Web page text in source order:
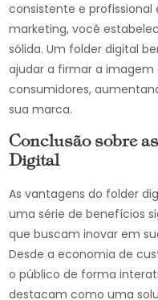
consistente e
marketing, você
sólida. Um folder digital
ajudar a firmar a
consumidores,
sua marca.
Conclusão sobre
Digital
As vantagens do folder
uma série de benefícios
que buscam inovar em
Desde a economia de
o público de forma
destacam como uma